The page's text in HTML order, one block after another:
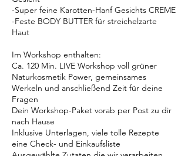
-Super feine Karotten-Hanf Gesichts CREME
-Feste BODY BUTTER für streichelzarte
Haut
Im Workshop enthalten:
Ca. 120 Min. LIVE Workshop voll grüner
Naturkosmetik Power, gemeinsames
Werkeln und anschließend Zeit für deine
Fragen
Dein Workshop-Paket vorab per Post zu dir
nach Hause
Inklusive Unterlagen, viele tolle Rezepte
eine Check- und Einkaufsliste